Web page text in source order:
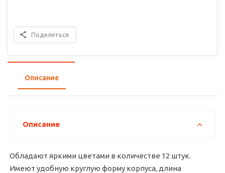
Поделиться
Описание
Описание
Обладают яркими цветами в количестве 12 штук.
Имеют удобную круглую форму корпуса, длина